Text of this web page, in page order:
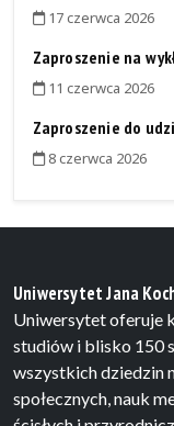
17 czerwca 2026
Zaproszenie na
11 czerwca 2026
Zaproszenie do
8 czerwca 2026
Uniwersytet Jana
Uniwersytet oferuje
studiów i blisko 150
wszystkich dziedzin
społecznych, nauk